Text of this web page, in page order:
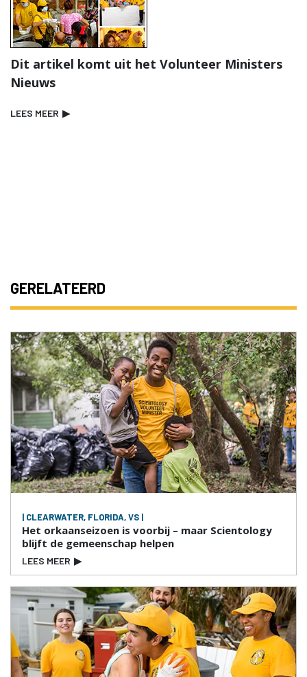
Dit artikel komt uit het Volunteer Ministers
Nieuws
LEES MEER ▶
GERELATEERD
| CLEARWATER, FLORIDA, VS |
Het orkaanseizoen is voorbij – maar Scientology
blijft de gemeenschap helpen
LEES MEER ▶